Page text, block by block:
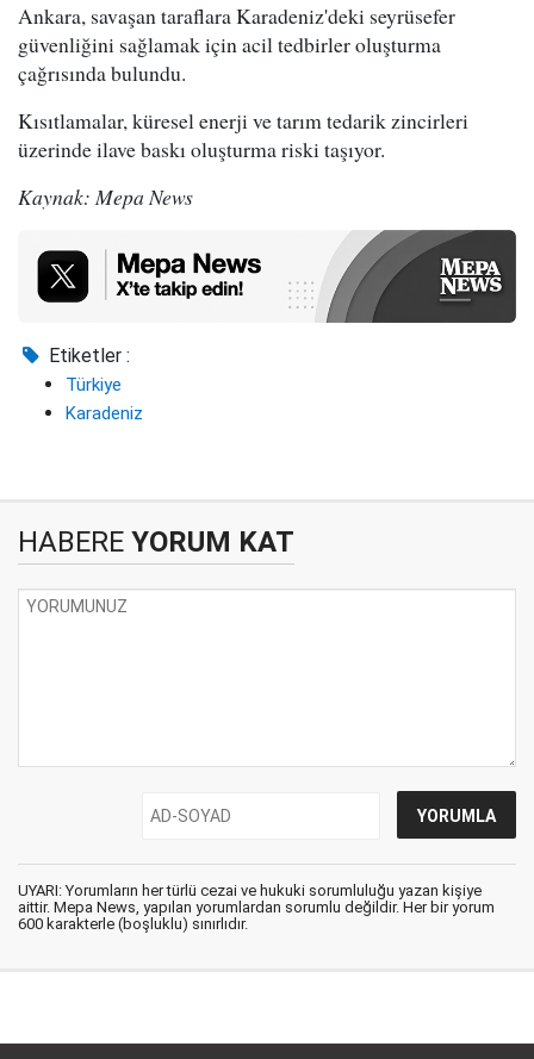
Ankara, savaşan taraflara Karadeniz'deki seyrüsefer
güvenliğini sağlamak için acil tedbirler oluşturma
çağrısında bulundu.
Kısıtlamalar, küresel enerji ve tarım tedarik zincirleri
üzerinde ilave baskı oluşturma riski taşıyor.
Kaynak: Mepa News
Etiketler :
Türkiye
Karadeniz
HABERE YORUM KAT
UYARI: Yorumların her türlü cezai ve hukuki sorumluluğu yazan kişiye
aittir. Mepa News, yapılan yorumlardan sorumlu değildir. Her bir yorum
600 karakterle (boşluklu) sınırlıdır.